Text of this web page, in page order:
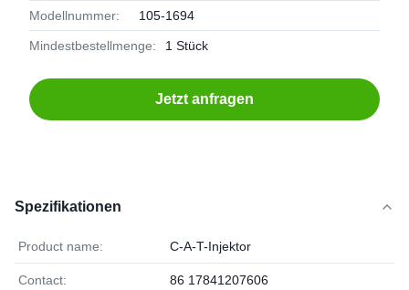
Modellnummer: 105-1694
Mindestbestellmenge: 1 Stück
Jetzt anfragen
Spezifikationen
Product name: C-A-T-Injektor
Contact: 86 17841207606